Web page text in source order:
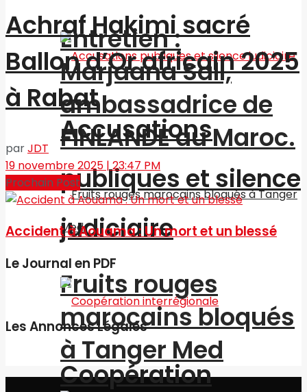
Entretien :
Marjaana Sall,
ambassadrice de
FINLANDE au Maroc.
Fruits rouges
marocains bloqués
à Tanger Med
Accusations
publiques et silence
judiciaire
Coopération
Achraf Hakimi sacré
Ballon d’Or africain 2025
à Rabat
parJDT
19 novembre 2025 | 23:47 PM
Prochain Post
Accident à Aouama : Un mort et un blessé
Le Journal en PDF
Les Annonces Légales